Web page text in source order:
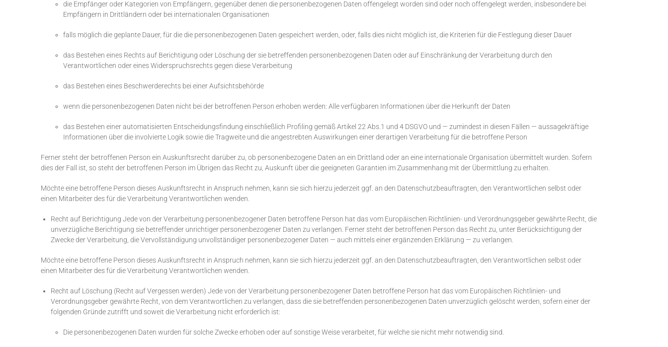
die Empfänger oder Kategorien von Empfängern, gegenüber denen die personenbezogenen Daten offengelegt worden sind oder noch offengelegt werden, insbesondere bei
Empfängern in Drittländern oder bei internationalen Organisationen
falls möglich die geplante Dauer, für die die personenbezogenen Daten gespeichert werden, oder, falls dies nicht möglich ist, die Kriterien für die Festlegung dieser Dauer
das Bestehen eines Rechts auf Berichtigung oder Löschung der sie betreffenden personenbezogenen Daten oder auf Einschränkung der Verarbeitung durch den
Verantwortlichen oder eines Widerspruchsrechts gegen diese Verarbeitung
das Bestehen eines Beschwerderechts bei einer Aufsichtsbehörde
wenn die personenbezogenen Daten nicht bei der betroffenen Person erhoben werden: Alle verfügbaren Informationen über die Herkunft der Daten
das Bestehen einer automatisierten Entscheidungsfindung einschließlich Profiling gemäß Artikel 22 Abs.1 und 4 DSGVO und — zumindest in diesen Fällen — aussagekräftige
Informationen über die involvierte Logik sowie die Tragweite und die angestrebten Auswirkungen einer derartigen Verarbeitung für die betroffene Person
Ferner steht der betroffenen Person ein Auskunftsrecht darüber zu, ob personenbezogene Daten an ein Drittland oder an eine internationale Organisation übermittelt wurden. Sofern
dies der Fall ist, so steht der betroffenen Person im Übrigen das Recht zu, Auskunft über die geeigneten Garantien im Zusammenhang mit der Übermittlung zu erhalten.
Möchte eine betroffene Person dieses Auskunftsrecht in Anspruch nehmen, kann sie sich hierzu jederzeit ggf. an den Datenschutzbeauftragten, den Verantwortlichen selbst oder
einen Mitarbeiter des für die Verarbeitung Verantwortlichen wenden.
Recht auf Berichtigung Jede von der Verarbeitung personenbezogener Daten betroffene Person hat das vom Europäischen Richtlinien- und Verordnungsgeber gewährte Recht, die
unverzügliche Berichtigung sie betreffender unrichtiger personenbezogener Daten zu verlangen. Ferner steht der betroffenen Person das Recht zu, unter Berücksichtigung der
Zwecke der Verarbeitung, die Vervollständigung unvollständiger personenbezogener Daten — auch mittels einer ergänzenden Erklärung — zu verlangen.
Möchte eine betroffene Person dieses Auskunftsrecht in Anspruch nehmen, kann sie sich hierzu jederzeit ggf. an den Datenschutzbeauftragten, den Verantwortlichen selbst oder
einen Mitarbeiter des für die Verarbeitung Verantwortlichen wenden.
Recht auf Löschung (Recht auf Vergessen werden) Jede von der Verarbeitung personenbezogener Daten betroffene Person hat das vom Europäischen Richtlinien- und
Verordnungsgeber gewährte Recht, von dem Verantwortlichen zu verlangen, dass die sie betreffenden personenbezogenen Daten unverzüglich gelöscht werden, sofern einer der
folgenden Gründe zutrifft und soweit die Verarbeitung nicht erforderlich ist:
Die personenbezogenen Daten wurden für solche Zwecke erhoben oder auf sonstige Weise verarbeitet, für welche sie nicht mehr notwendig sind.